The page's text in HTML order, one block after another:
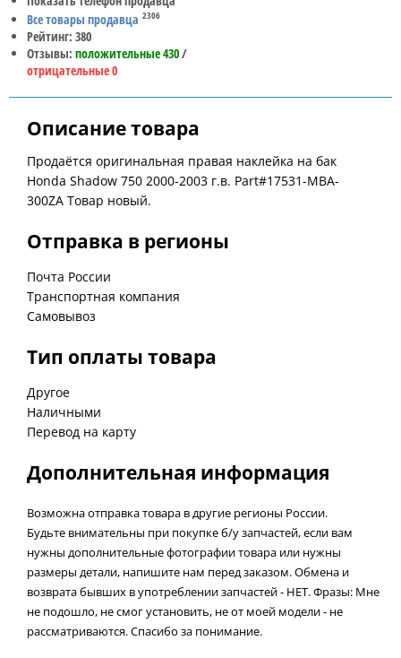
Все товары продавца 2306
Рейтинг: 380
Отзывы: положительные 430/
отрицательные 0
Описание товара
Продаётся оригинальная правая наклейка на бак
Honda Shadow 750 2000-2003 г.в. Part#17531-MBA-
300ZA Товар новый.
Отправка в регионы
Почта России
Транспортная компания
Самовывоз
Тип оплаты товара
Другое
Наличными
Перевод на карту
Дополнительная информация
Возможна отправка товара в другие регионы России.
Будьте внимательны при покупке б/у запчастей, если вам
нужны дополнительные фотографии товара или нужны
размеры детали, напишите нам перед заказом. Обмена и
возврата бывших в употреблении запчастей - НЕТ. Фразы: Мне
не подошло, не смог установить, не от моей модели - не
рассматриваются. Спасибо за понимание.